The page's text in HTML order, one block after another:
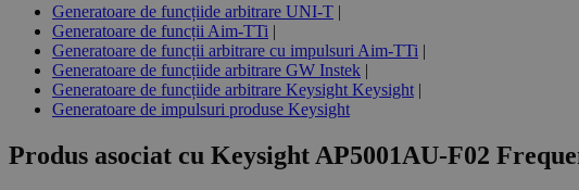
Generatoare de funcțiide arbitrare UNI-T |
Generatoare de funcții Aim-TTi |
Generatoare de funcții arbitrare cu impulsuri Aim-TTi |
Generatoare de funcțiide arbitrare GW Instek |
Generatoare de funcțiide arbitrare Keysight Keysight |
Generatoare de impulsuri produse Keysight
Produs asociat cu Keysight AP5001AU-F02